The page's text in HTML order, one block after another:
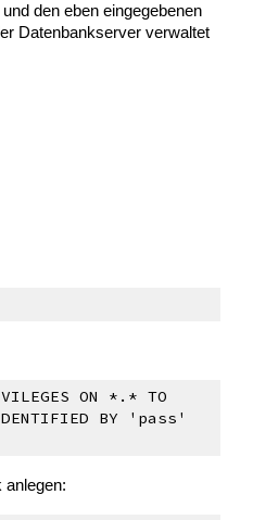
den eben eingegebenen
Datenbankserver verwaltet
ON *.* TO
BY 'pass'
anlegen: